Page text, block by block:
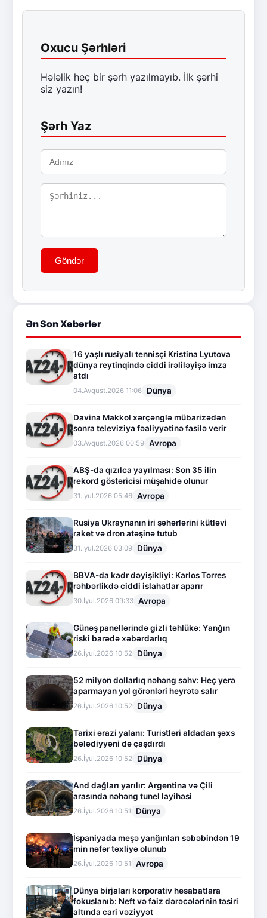
Oxucu Şərhləri
Hələlik heç bir şərh yazılmayıb. İlk şərhi
siz yazın!
Şərh Yaz
Göndər
Ən Son Xəbərlər
16 yaşlı rusiyalı tennisçi Kristina Lyutova
dünya reytinqində ciddi irəliləyişə imza
atdı
04.Avqust.2026 11:06 Dünya
Davina Makkol xərçənglə mübarizədən
sonra televiziya fəaliyyətinə fasilə verir
03.Avqust.2026 00:59 Avropa
ABŞ-da qızılca yayılması: Son 35 ilin
rekord göstəricisi müşahidə olunur
31.İyul.2026 05:46 Avropa
Rusiya Ukraynanın iri şəhərlərini kütləvi
raket və dron atəşinə tutub
31.İyul.2026 03:09 Dünya
BBVA-da kadr dəyişikliyi: Karlos Torres
rəhbərlikdə ciddi islahatlar aparır
30.İyul.2026 09:33 Avropa
Günəş panellərində gizli təhlükə: Yanğın
riski barədə xəbərdarlıq
26.İyul.2026 10:52 Dünya
52 milyon dollarlıq nəhəng səhv: Heç yerə
aparmayan yol görənləri heyrətə salır
26.İyul.2026 10:52 Dünya
Tarixi ərazi yalanı: Turistləri aldadan şəxs
bələdiyyəni də çaşdırdı
26.İyul.2026 10:52 Dünya
And dağları yarılır: Argentina və Çili
arasında nəhəng tunel layihəsi
26.İyul.2026 10:51 Dünya
İspaniyada meşə yanğınları səbəbindən 19
min nəfər təxliyə olunub
26.İyul.2026 10:51 Avropa
Dünya birjaları korporativ hesabatlara
fokuslanıb: Neft və faiz dərəcələrinin təsiri
altında cari vəziyyət